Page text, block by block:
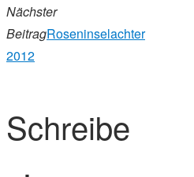
Nächster
BeitragRoseninselachter
2012
Schreibe